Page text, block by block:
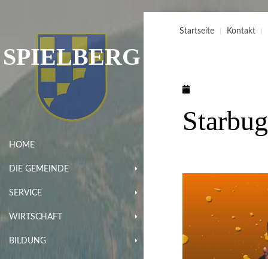
SPIELBERG
HOME
DIE GEMEINDE
SERVICE
WIRTSCHAFT
BILDUNG
Startseite Kontakt